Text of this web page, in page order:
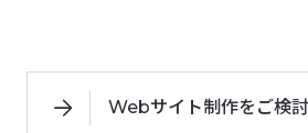
Webサイト制作をご検